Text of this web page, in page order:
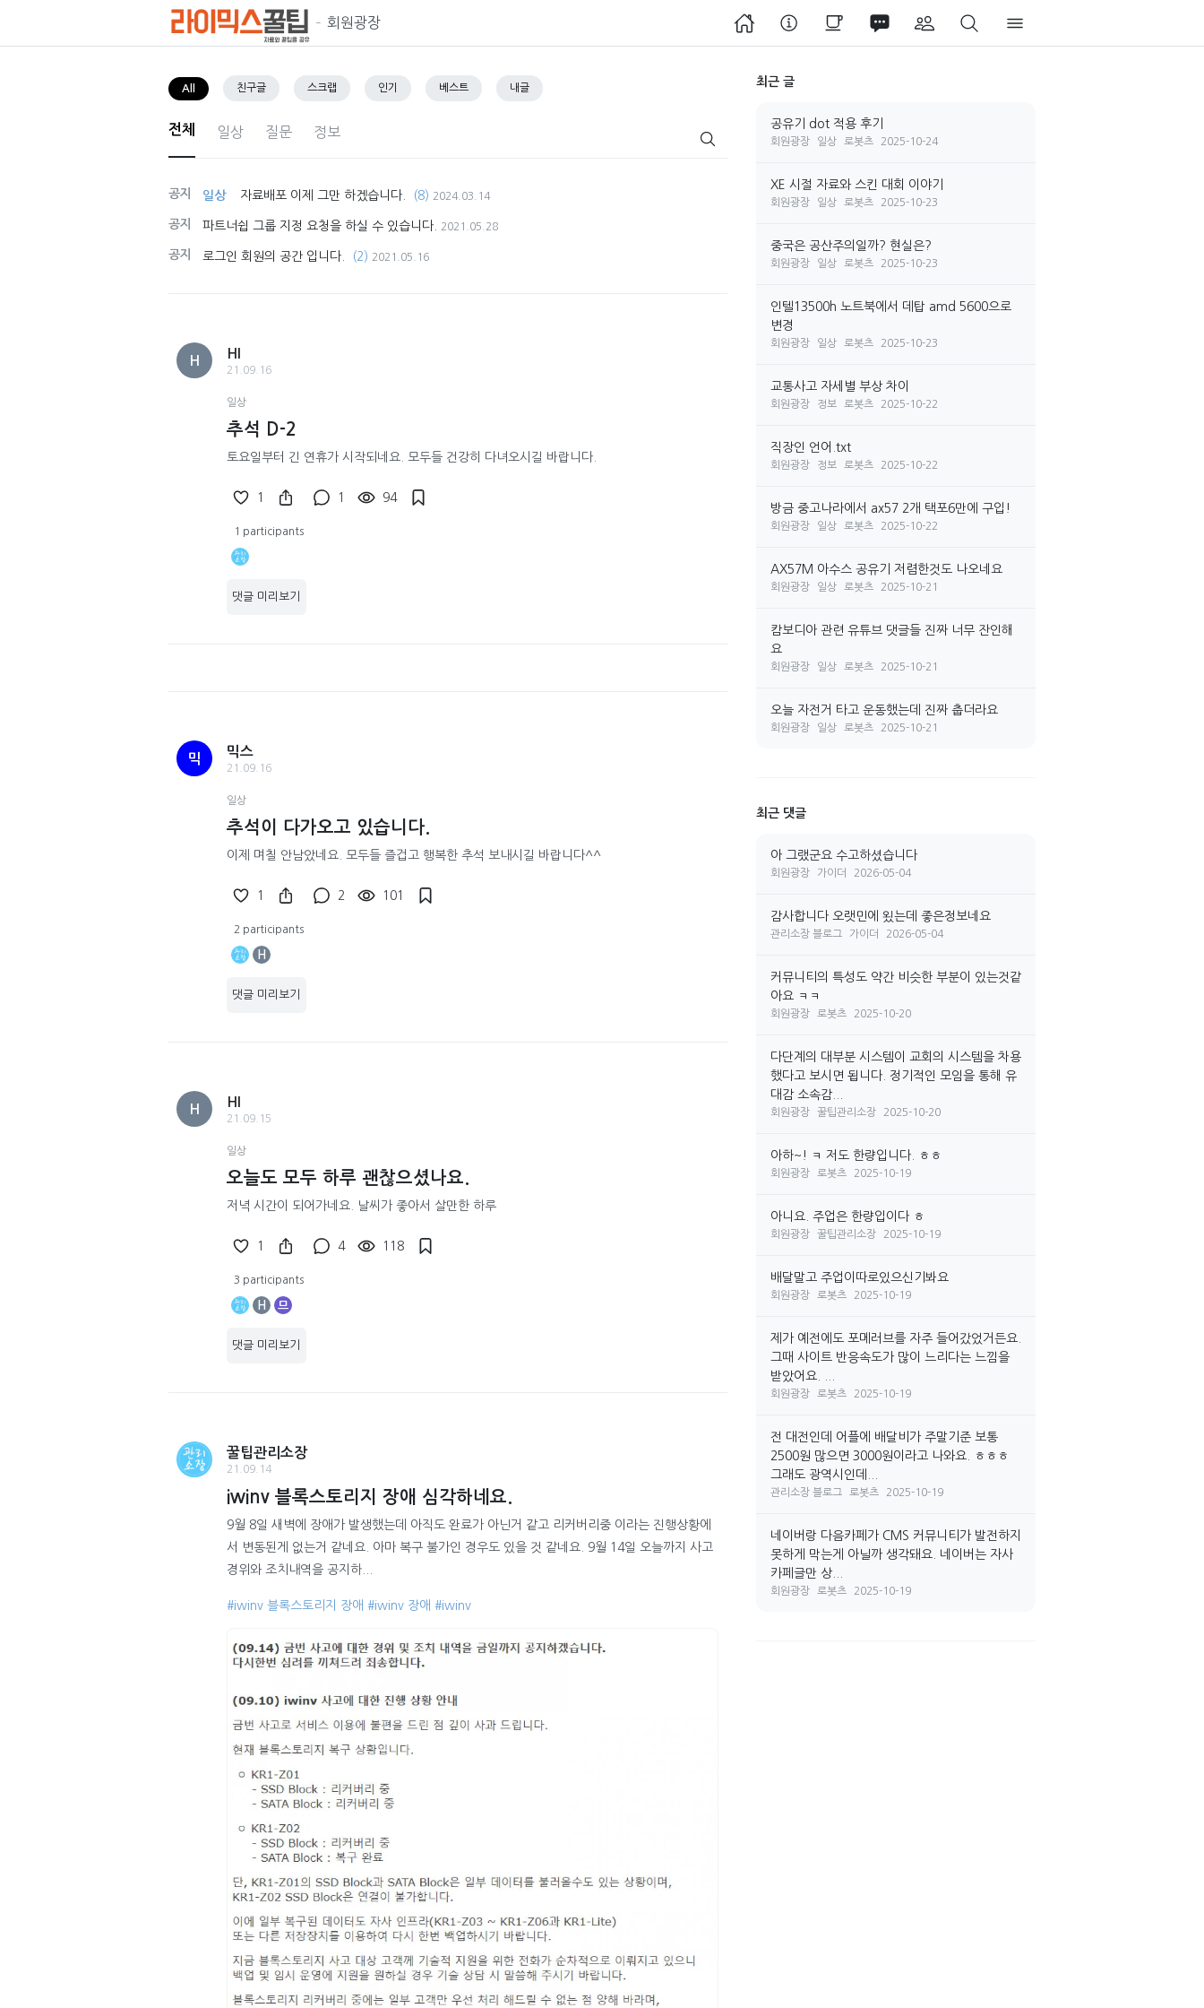
회원광장
All 친구글 스크랩 인기 베스트 내글
전체 일상 질문 정보
공지 일상 자료배포 이제 그만 하겠습니다. (8) 2024.03.14
공지 파트너쉽 그룹 지정 요청을 하실 수 있습니다. 2021.05.28
공지 로그인 회원의 공간 입니다. (2) 2021.05.16
H
HI
21.09.16
일상
추석 D-2
토요일부터 긴 연휴가 시작되네요. 모두들 건강히 다녀오시길 바랍니다.
1 1 94
1 participants
댓글 미리보기
믹
믹스
21.09.16
일상
추석이 다가오고 있습니다.
이제 며칠 안남았네요. 모두들 즐겁고 행복한 추석 보내시길 바랍니다^^
1 2 101
2 participants
H
댓글 미리보기
H
HI
21.09.15
일상
오늘도 모두 하루 괜찮으셨나요.
저녁 시간이 되어가네요. 날씨가 좋아서 살만한 하루
1 4 118
3 participants
H 므
댓글 미리보기
꿀팁관리소장
21.09.14
iwinv 블록스토리지 장애 심각하네요.
9월 8일 새벽에 장애가 발생했는데 아직도 완료가 아닌거 같고 리커버리중 이라는 진행상황에
서 변동된게 없는거 같네요. 아마 복구 불가인 경우도 있을 것 같네요. 9월 14일 오늘까지 사고
경위와 조치내역을 공지하...
#iwinv 블록스토리지 장애 #iwinv 장애 #iwinv
최근 글
공유기 dot 적용 후기
회원광장 일상 로봇츠 2025-10-24
XE 시절 자료와 스킨 대회 이야기
회원광장 일상 로봇츠 2025-10-23
중국은 공산주의일까? 현실은?
회원광장 일상 로봇츠 2025-10-23
인텔13500h 노트북에서 데탑 amd 5600으로
변경
회원광장 일상 로봇츠 2025-10-23
교통사고 자세별 부상 차이
회원광장 정보 로봇츠 2025-10-22
직장인 언어.txt
회원광장 정보 로봇츠 2025-10-22
방금 중고나라에서 ax57 2개 택포6만에 구입!
회원광장 일상 로봇츠 2025-10-22
AX57M 아수스 공유기 저렴한것도 나오네요
회원광장 일상 로봇츠 2025-10-21
캄보디아 관련 유튜브 댓글들 진짜 너무 잔인해
요
회원광장 일상 로봇츠 2025-10-21
오늘 자전거 타고 운동했는데 진짜 춥더라요
회원광장 일상 로봇츠 2025-10-21
최근 댓글
아 그랬군요 수고하셨습니다
회원광장 가이더 2026-05-04
감사합니다 오랫민에 욌는데 좋은정보네요
관리소장 블로그 가이더 2026-05-04
커뮤니티의 특성도 약간 비슷한 부분이 있는것같
아요 ㅋㅋ
회원광장 로봇츠 2025-10-20
다단계의 대부분 시스템이 교회의 시스템을 차용
했다고 보시면 됩니다. 정기적인 모임을 통해 유
대감 소속감...
회원광장 꿀팁관리소장 2025-10-20
아하~! ㅋ 저도 한량입니다. ㅎㅎ
회원광장 로봇츠 2025-10-19
아니요. 주업은 한량입이다 ㅎ
회원광장 꿀팁관리소장 2025-10-19
배달말고 주업이따로있으신기봐요
회원광장 로봇츠 2025-10-19
제가 예전에도 포메러브를 자주 들어갔었거든요.
그때 사이트 반응속도가 많이 느리다는 느낌을
받았어요. ...
회원광장 로봇츠 2025-10-19
전 대전인데 어플에 배달비가 주말기준 보통
2500원 많으면 3000원이라고 나와요. ㅎㅎㅎ
그래도 광역시인데...
관리소장 블로그 로봇츠 2025-10-19
네이버랑 다음카페가 CMS 커뮤니티가 발전하지
못하게 막는게 아닐까 생각돼요. 네이버는 자사
카페글만 상...
회원광장 로봇츠 2025-10-19